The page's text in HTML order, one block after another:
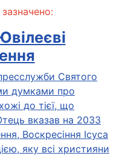
зазначено:
Святого
думками про
до тієї, що
вказав на 2033
Воскресіння Ісуса
яку всі християни